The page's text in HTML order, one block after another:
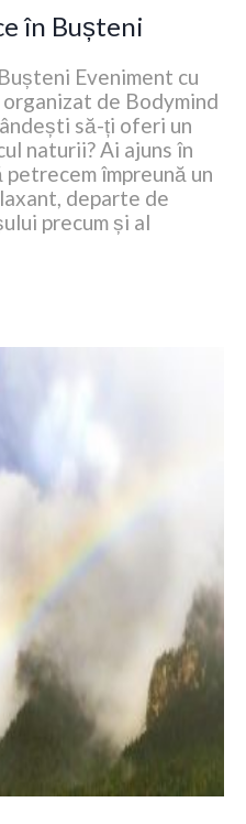
în Bușteni
Eveniment cu
de Bodymind
să-ți oferi un
naturii? Ai ajuns în
împreună un
departe de
precum și al